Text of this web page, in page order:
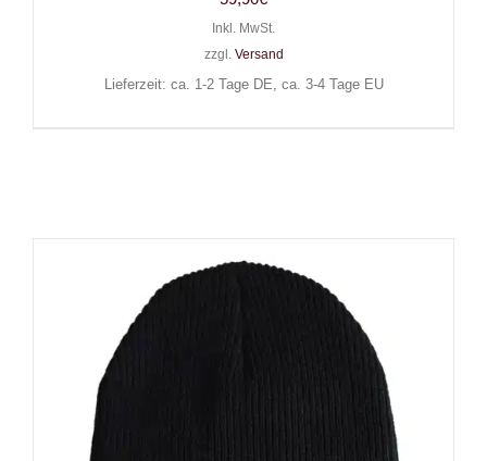
Inkl. MwSt.
zzgl. Versand
Lieferzeit: ca. 1-2 Tage DE, ca. 3-4 Tage EU